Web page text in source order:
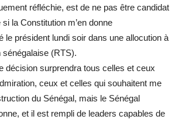
réfléchie, est de ne pas être candidat
si la Constitution m’en donne
le président lundi soir dans une allocution à
sénégalaise (RTS).
décision surprendra tous celles et ceux
ceux et celles qui souhaitent me
du Sénégal, mais le Sénégal
et il est rempli de leaders capables de